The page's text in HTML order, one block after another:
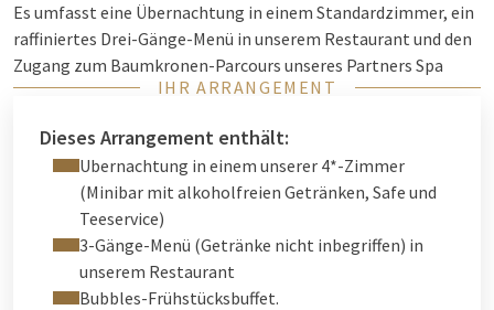
Es umfasst eine Übernachtung in einem Standardzimmer, ein
raffiniertes Drei-Gänge-Menü in unserem Restaurant und den
Zugang zum Baumkronen-Parcours unseres Partners Spa
Forest, der sich direkt über dem Hotel befindet.
Diese grüne Umgebung ist nur 20 Autominuten von Verviers
entfernt und bietet Ihnen ein unterhaltsames und sportliches
Outdoor-Erlebnis.
Ein idealer Aufenthalt für Paare, Freunde oder Familien, die
auf der Suche nach einem originellen Urlaub sind, der Komfort
und Abenteuer vereint!
IHR ARRANGEMENT
Dieses Arrangement enthält:
Ubernachtung in einem unserer 4*-Zimmer
(Minibar mit alkoholfreien Getränken, Safe und
Teeservice)
3-Gänge-Menü (Getränke nicht inbegriffen) in
unserem Restaurant
Bubbles-Frühstücksbuffet.